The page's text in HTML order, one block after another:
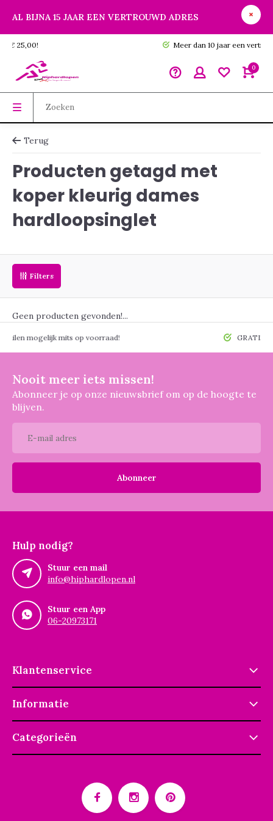
AL BIJNA 15 JAAR EEN VERTROUWD ADRES
GRATIS verzending vanaf € 25,00!
0
Terug
Producten getagd met
koper kleurig dames
hardloopsinglet
Filters
Geen producten gevonden!...
mits op voorraad! GRATIS
Nooit meer iets missen!
Abonneer je op onze nieuwsbrief om op de hoogte te
blijven.
Abonneer
Hulp nodig?
Stuur een mail
info@hiphardlopen.nl
Stuur een App
06-20973171
Klantenservice
Informatie
Categorieën